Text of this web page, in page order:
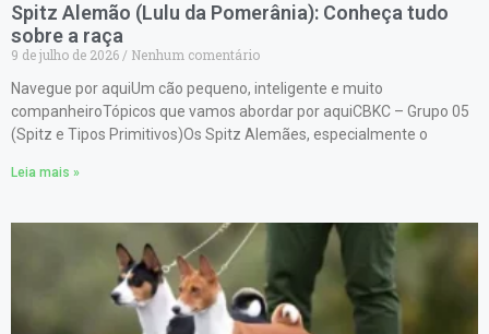
Spitz Alemão (Lulu da Pomerânia): Conheça tudo
sobre a raça
9 de julho de 2026
Nenhum comentário
Navegue por aquiUm cão pequeno, inteligente e muito
companheiroTópicos que vamos abordar por aquiCBKC – Grupo 05
(Spitz e Tipos Primitivos)Os Spitz Alemães, especialmente o
Leia mais »